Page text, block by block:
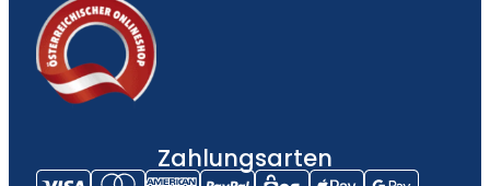
Zahlungsarten